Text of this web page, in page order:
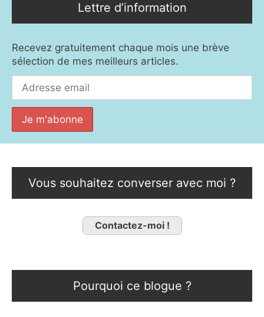
Lettre d’information
Recevez gratuitement chaque mois une brève
sélection de mes meilleurs articles.
Vous souhaitez converser avec moi ?
Contactez-moi !
Pourquoi ce blogue ?